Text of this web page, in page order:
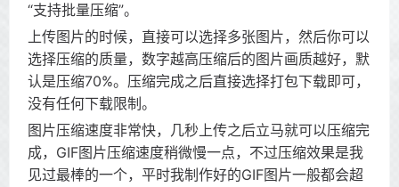
“支持批量压缩”。
上传图片的时候，直接可以选择多张图片，然后你可以
选择压缩的质量，数字越高压缩后的图片画质越好，默
认是压缩70%。压缩完成之后直接选择打包下载即可，
没有任何下载限制。
图片压缩速度非常快，几秒上传之后立马就可以压缩完
成，GIF图片压缩速度稍微慢一点，不过压缩效果是我
见过最棒的一个，平时我制作好的GIF图片一般都会超